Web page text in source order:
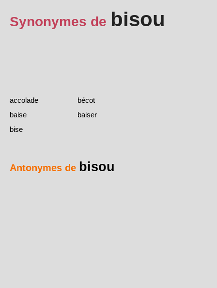
Synonymes de bisou
accolade
bécot
baise
baiser
bise
Antonymes de bisou